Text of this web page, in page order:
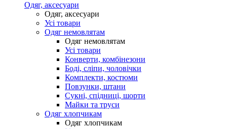
Одяг, аксесуари
Одяг, аксесуари
Усі товари
Одяг немовлятам
Одяг немовлятам
Усі товари
Конверти, комбінезони
Боді, сліпи, чоловічки
Комплекти, костюми
Повзунки, штани
Сукні, спідниці, шорти
Майки та труси
Одяг хлопчикам
Одяг хлопчикам